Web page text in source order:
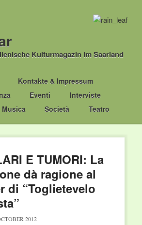
Kulturmagazin im Saarland
Kontakte & Impressum
Eventi
Interviste
Musica Società Teatro
E TUMORI: La
dà ragione al
di “Toglietevelo
2012